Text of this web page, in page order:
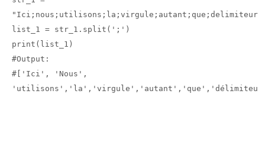
"Ici;nous;utilisons;la;virgule;autant;que;delimiteur"
list_1 = str_1.split(';')
print(list_1)
#Output:
#['Ici', 'Nous',